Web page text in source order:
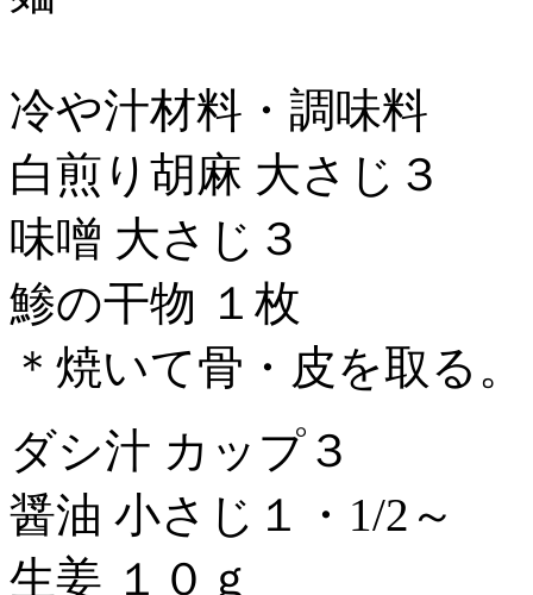
冷や汁材料・調味料
白煎り胡麻 大さじ３
味噌 大さじ３
鯵の干物 １枚
＊焼いて骨・皮を取る。
ダシ汁 カップ３
醤油 小さじ１・1/2～
生姜 １０ｇ